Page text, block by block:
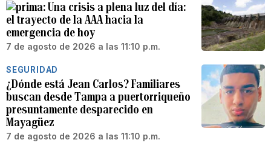
Una crisis a plena luz del día:
el trayecto de la AAA hacia la
emergencia de hoy
7 de agosto de 2026 a las 11:10 p.m.
SEGURIDAD
¿Dónde está Jean Carlos? Familiares
buscan desde Tampa a puertorriqueño
presuntamente desparecido en
Mayagüez
7 de agosto de 2026 a las 11:10 p.m.